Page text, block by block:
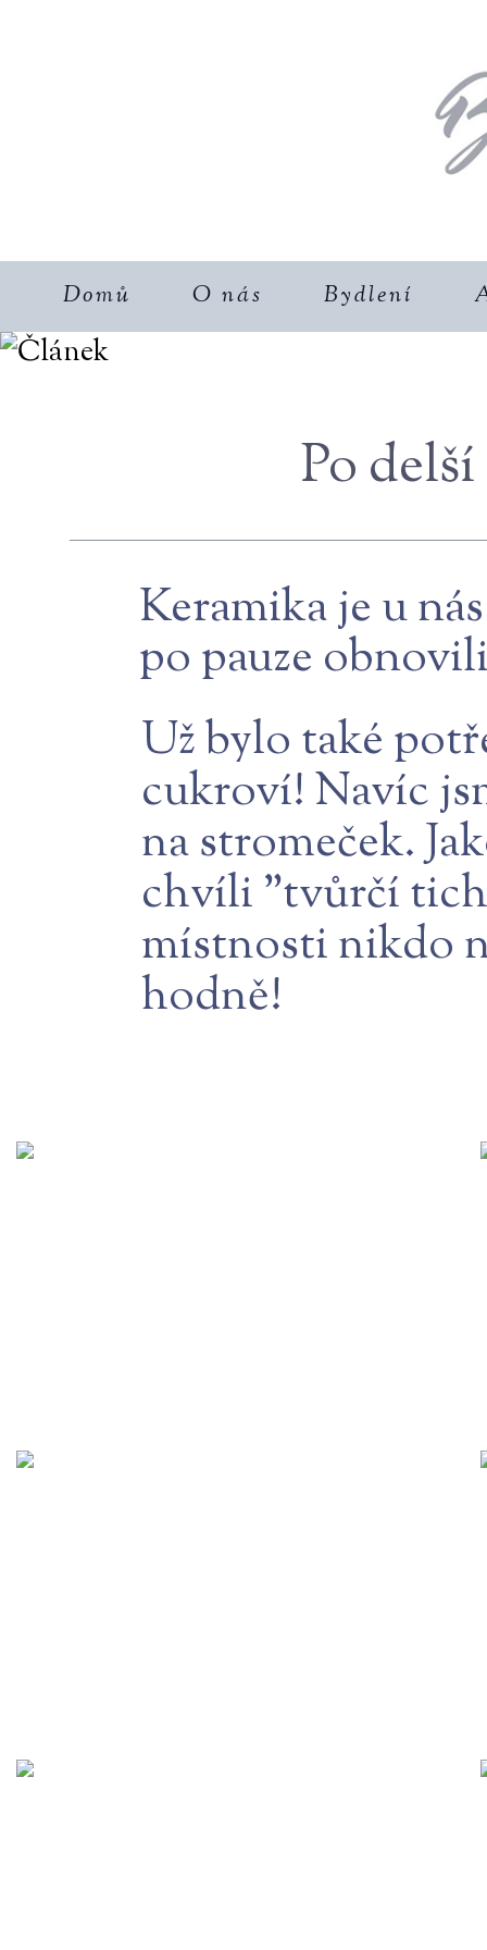
Domů O nás Bydlení
Po
Keramika je u
po pauze
Už bylo také
cukroví! Navíc
na stromeček.
chvíli "tvůrčí
místnosti nikdo
hodně!